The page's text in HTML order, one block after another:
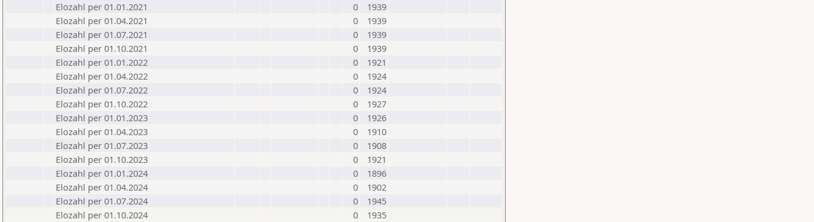
Elozahl per 01.01.2021
0
1939
Elozahl per 01.04.2021
0
1939
Elozahl per 01.07.2021
0
1939
Elozahl per 01.10.2021
0
1939
Elozahl per 01.01.2022
0
1921
Elozahl per 01.04.2022
0
1924
Elozahl per 01.07.2022
0
1924
Elozahl per 01.10.2022
0
1927
Elozahl per 01.01.2023
0
1926
Elozahl per 01.04.2023
0
1910
Elozahl per 01.07.2023
0
1908
Elozahl per 01.10.2023
0
1921
Elozahl per 01.01.2024
0
1896
Elozahl per 01.04.2024
0
1902
Elozahl per 01.07.2024
0
1945
Elozahl per 01.10.2024
0
1935